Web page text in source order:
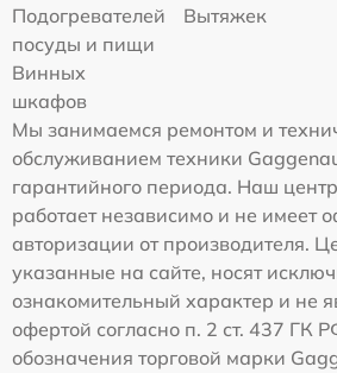
Подогревателей
посуды и пищи
Вытяжек
Винных
шкафов
Мы занимаемся ремонтом и
обслуживанием техники
гарантийного периода. Наш
работает независимо и не имеет
авторизации от производителя.
указанные на сайте, носят
ознакомительный характер и не
офертой согласно п. 2 ст. 437 ГК
обозначения торговой марки